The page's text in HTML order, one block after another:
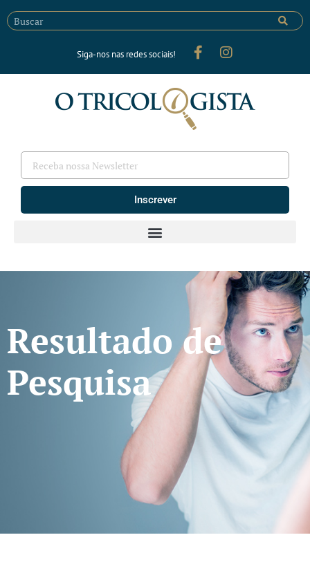
Siga-nos nas redes sociais!
Inscrever
Resultado de
Pesquisa